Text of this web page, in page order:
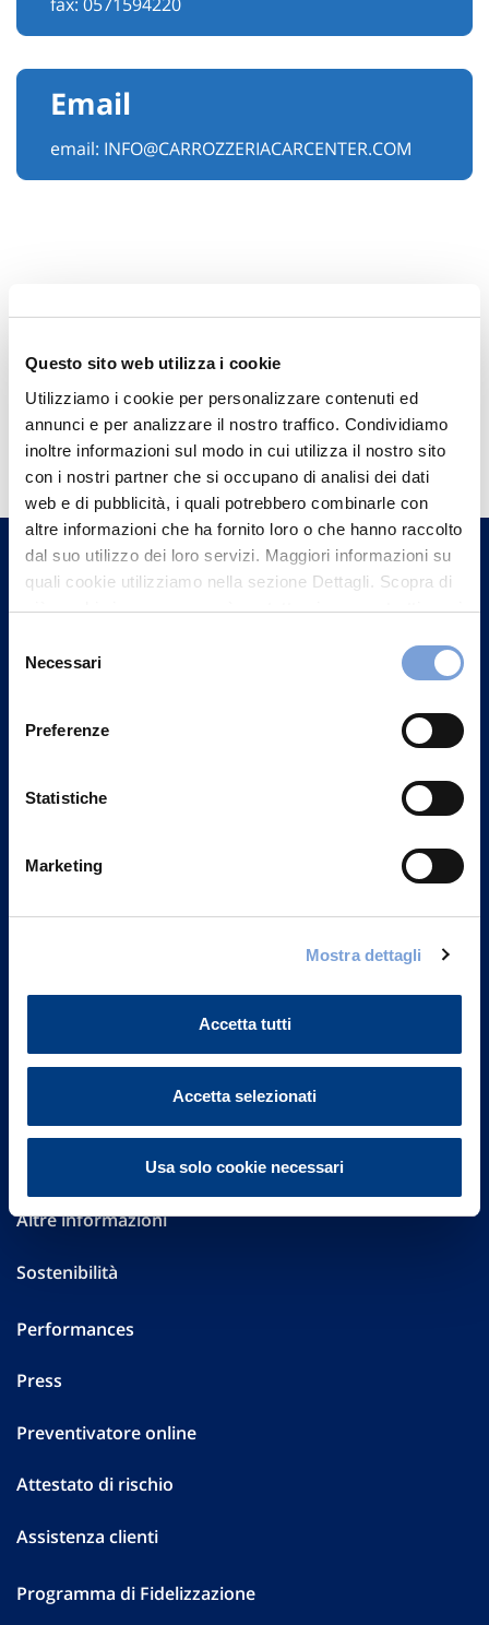
Questo sito web utilizza i cookie
Utilizziamo i cookie per personalizzare contenuti ed
annunci e per analizzare il nostro traffico. Condividiamo
inoltre informazioni sul modo in cui utilizza il nostro sito
con i nostri partner che si occupano di analisi dei dati
web e di pubblicità, i quali potrebbero combinarle con
altre informazioni che ha fornito loro o che hanno raccolto
dal suo utilizzo dei loro servizi. Maggiori informazioni su
quali cookie utilizziamo nella sezione Dettagli. Scopra di
più su chi siamo, come può contattarci e come trattiamo i
può trovare nel footer del sito nella sezione "Informativa
delNecessari
Preferenze
Statistiche
Marketing
Mostra dettagli
Accetta tutti
Accetta selezionati
Usa solo cookie necessari
Email
email: INFO@CARROZZERIACARCENTER.COM
Hai bisogno di
informazioni?
Trova l'Agenzia più vicina a te e parla con
un nostro Agente.
Contattaci
FAQ
Investor Relations
Altre informazioni
Sostenibilità
Performances
Press
Preventivatore online
Attestato di rischio
Assistenza clienti
Programma di Fidelizzazione